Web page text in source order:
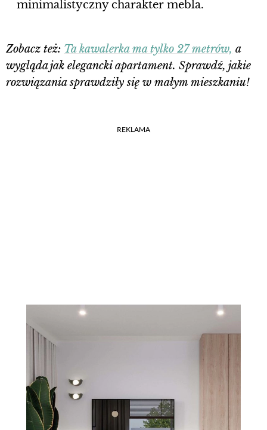
minimalistyczny charakter mebla.
Zobacz też: Ta kawalerka ma tylko 27 metrów, a
wygląda jak elegancki apartament. Sprawdź, jakie
rozwiązania sprawdziły się w małym mieszkaniu!
REKLAMA